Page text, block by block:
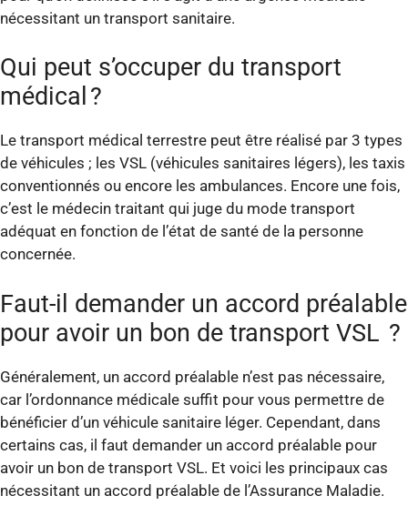
nécessitant un transport sanitaire.
Qui peut s’occuper du transport
médical ?
Le transport médical terrestre peut être réalisé par 3 types
de véhicules ; les VSL (véhicules sanitaires légers), les taxis
conventionnés ou encore les ambulances. Encore une fois,
c’est le médecin traitant qui juge du mode transport
adéquat en fonction de l’état de santé de la personne
concernée.
Faut-il demander un accord préalable
pour avoir un bon de transport VSL ?
Généralement, un accord préalable n’est pas nécessaire,
car l’ordonnance médicale suffit pour vous permettre de
bénéficier d’un véhicule sanitaire léger. Cependant, dans
certains cas, il faut demander un accord préalable pour
avoir un bon de transport VSL. Et voici les principaux cas
nécessitant un accord préalable de l’Assurance Maladie.